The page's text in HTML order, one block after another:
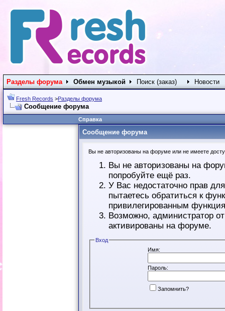
Разделы форума Обмен музыкой Поиск (заказ) Новости
Fresh Records >Разделы форума
Сообщение форума
Справка
Сообщение форума
Вы не авторизованы на форуме или не имеете
Вы не авторизованы на
попробуйте ещё раз.
У Вас недостаточно прав
пытаетесь обратиться к
привилегированным
Возможно, администратор
активированы на форуме.
Вход
Имя:
Пароль:
Запомнить?